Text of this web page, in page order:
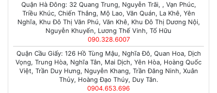
Quận Hà Đông: 32 Quang Trung, Nguyễn Trãi, , Vạn Phúc,
Triều Khúc, Chiến Thắng, Mộ Lao, Văn Quán, La Khê, Yên
Nghĩa, Khu Đô Thị Văn Phú, Văn Khê, Khu Đô Thị Dương Nội,
Nguyễn Khuyến, Lương Thế Vinh, Tố Hữu
090.328.6007
Quận Cầu Giấy: 126 Hồ Tùng Mậu, Nghĩa Đô, Quan Hoa, Dịch
Vọng, Trung Hòa, Nghĩa Tân, Mai Dịch, Yên Hòa, Hoàng Quốc
Việt, Trần Duy Hưng, Nguyễn Khang, Trần Đăng Ninh, Xuân
Thủy, Hoàng Đạo Thúy, Duy Tân.
0904.653.696